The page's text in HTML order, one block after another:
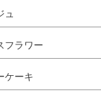
ュ
フラワー
ケーキ